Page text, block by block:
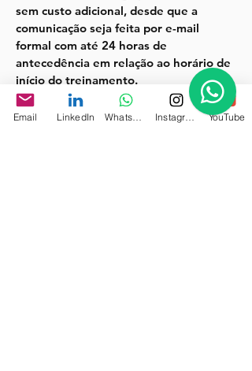
sem custo adicional, desde que a
comunicação seja feita por e-mail
formal com até 24 horas de
antecedência em relação ao horário de
início do treinamento.
4. Propriedade Intelectual
Email LinkedIn YouTube